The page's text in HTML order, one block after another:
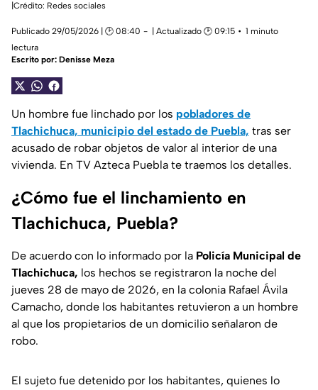
|Crédito: Redes sociales
Publicado 29/05/2026 | 🕑 08:40 | Actualizado 🕑 09:15
1 minuto
lectura
Escrito por: Denisse Meza
Un hombre fue linchado por los pobladores de
Tlachichuca, municipio del estado de Puebla, tras ser
acusado de robar objetos de valor al interior de una
vivienda. En TV Azteca Puebla te traemos los detalles.
¿Cómo fue el linchamiento en
Tlachichuca, Puebla?
De acuerdo con lo informado por la Policía Municipal de
Tlachichuca, los hechos se registraron la noche del
jueves 28 de mayo de 2026, en la colonia Rafael Ávila
Camacho, donde los habitantes retuvieron a un hombre
al que los propietarios de un domicilio señalaron de
robo.
El sujeto fue detenido por los habitantes, quienes lo